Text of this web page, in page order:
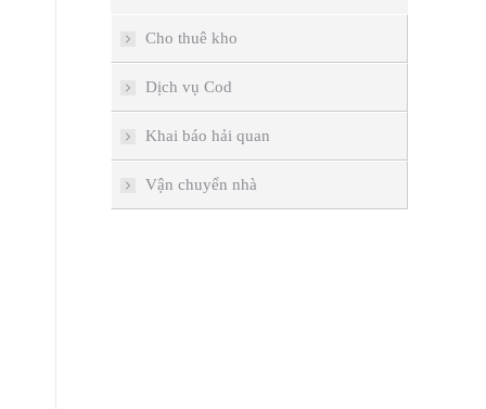
Cho thuê kho
Dịch vụ Cod
Khai báo hải quan
Vận chuyển nhà